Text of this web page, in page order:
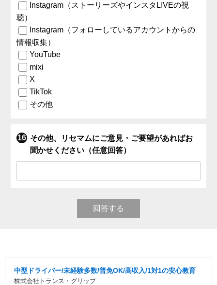
Instagram（ストーリーズやインスタLIVEの視
聴）
Instagram（フォローしているアカウントからの
情報収集）
YouTube
mixi
X
TikTok
その他
その他、リセマムにご意見・ご要望があればお
聞かせください（任意回答）
回答する
中型ドライバー/未経験多数/普免OK/高収入/1対1の安心教育
株式会社トランス・グリップ